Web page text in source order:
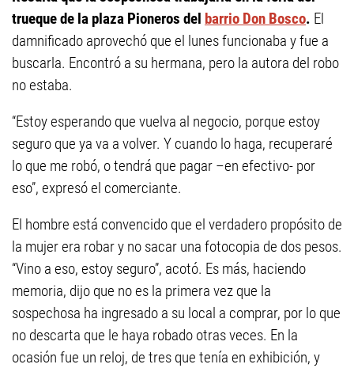
trueque de la plaza Pioneros del barrio Don Bosco. El
damnificado aprovechó que el lunes funcionaba y fue a
buscarla. Encontró a su hermana, pero la autora del robo
no estaba.
“Estoy esperando que vuelva al negocio, porque estoy
seguro que ya va a volver. Y cuando lo haga, recuperaré
lo que me robó, o tendrá que pagar –en efectivo- por
eso”, expresó el comerciante.
El hombre está convencido que el verdadero propósito de
la mujer era robar y no sacar una fotocopia de dos pesos.
“Vino a eso, estoy seguro”, acotó. Es más, haciendo
memoria, dijo que no es la primera vez que la
sospechosa ha ingresado a su local a comprar, por lo que
no descarta que le haya robado otras veces. En la
ocasión fue un reloj, de tres que tenía en exhibición, y